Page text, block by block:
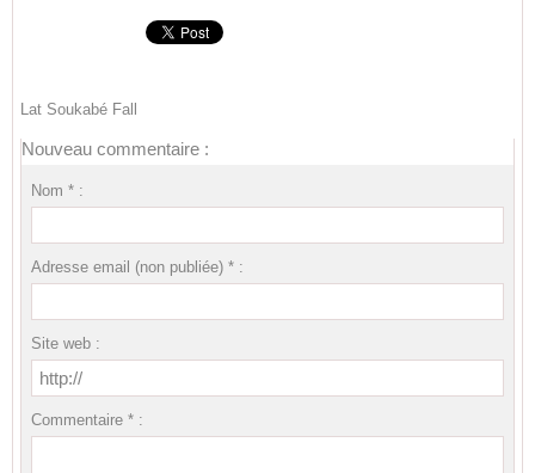
Lat Soukabé Fall
Nouveau commentaire :
Nom * :
Adresse email (non publiée) * :
Site web :
Commentaire * :